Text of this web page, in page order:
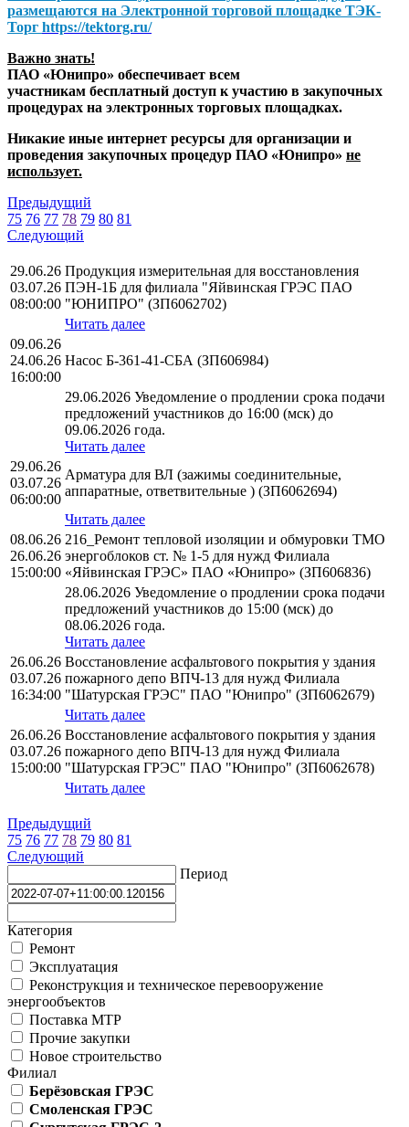
размещаются на Электронной торговой площадке ТЭК-
Торг https://tektorg.ru/
Важно знать!
ПАО «Юнипро» обеспечивает всем
участникам бесплатный доступ к участию в закупочных
процедурах на электронных торговых площадках.
Никакие иные интернет ресурсы для организации и
проведения закупочных процедур ПАО «Юнипро» не
использует.
Предыдущий
75 76 77 78 79 80 81
Следующий
29.06.26
03.07.26
08:00:00
Продукция измерительная для восстановления
ПЭН-1Б для филиала "Яйвинская ГРЭС ПАО
"ЮНИПРО" (ЗП6062702)
Читать далее
09.06.26
24.06.26
16:00:00
Насос Б-361-41-СБА (ЗП606984)
29.06.2026 Уведомление о продлении срока подачи
предложений участников до 16:00 (мск) до
09.06.2026 года.
Читать далее
29.06.26
03.07.26
06:00:00
Арматура для ВЛ (зажимы соединительные,
аппаратные, ответвительные ) (ЗП6062694)
Читать далее
08.06.26
26.06.26
15:00:00
216_Ремонт тепловой изоляции и обмуровки ТМО
энергоблоков ст. № 1-5 для нужд Филиала
«Яйвинская ГРЭС» ПАО «Юнипро» (ЗП606836)
28.06.2026 Уведомление о продлении срока подачи
предложений участников до 15:00 (мск) до
08.06.2026 года.
Читать далее
26.06.26
03.07.26
16:34:00
Восстановление асфальтового покрытия у здания
пожарного депо ВПЧ-13 для нужд Филиала
"Шатурская ГРЭС" ПАО "Юнипро" (ЗП6062679)
Читать далее
26.06.26
03.07.26
15:00:00
Восстановление асфальтового покрытия у здания
пожарного депо ВПЧ-13 для нужд Филиала
"Шатурская ГРЭС" ПАО "Юнипро" (ЗП6062678)
Читать далее
Предыдущий
75 76 77 78 79 80 81
Следующий
Период
Категория
Ремонт
Эксплуатация
Реконструкция и техническое перевооружение
энергообъектов
Поставка МТР
Прочие закупки
Новое строительство
Филиал
Берёзовская ГРЭС
Смоленская ГРЭС